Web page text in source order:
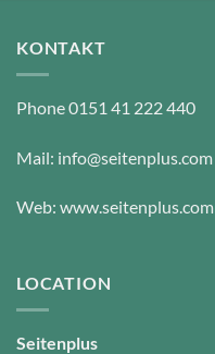
KONTAKT
Phone 0151 41 222 440
Mail: info@seitenplus.com
Web: www.seitenplus.com
LOCATION
Seitenplus